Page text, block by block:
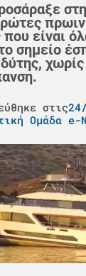
που είναι
σημείο
στις
Ομάδα